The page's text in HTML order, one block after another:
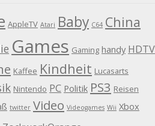
AppleTV Atari Baby C64 China
Games Gaming handy HDTV
Kaffee Kindheit Lucasarts
Nintendo PC Politik PS3 Reisen
twitter Video Videogames Wii Xbox